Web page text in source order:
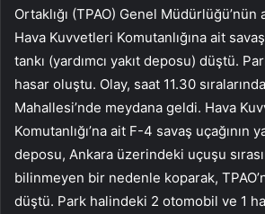
Ortaklığı (TPAO) Genel Müdürlüğü’nün
Hava Kuvvetleri Komutanlığına ait
tankı (yardımcı yakıt deposu) düştü.
hasar oluştu. Olay, saat 11.30
Mahallesi’nde meydana geldi. Hava
Komutanlığı’na ait F-4 savaş uçağının
deposu, Ankara üzerindeki uçuşu
bilinmeyen bir nedenle koparak,
düştü. Park halindeki 2 otomobil ve 1